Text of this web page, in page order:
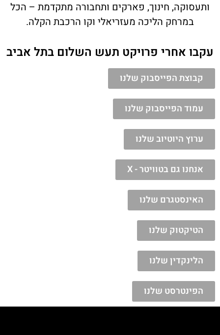
ותעסוקה, חינוך, פארקים ותחבורה מתקדמת – הכל
במרחק הליכה מעזריאלי וקו הרכבת הקלה.
עקבו אחרי פרויקט תעש השלום בתל אביב
קבוצת הפייסבוק שלנו
עמוד הפייסבוק שלנו
ערוץ היוטיוב שלנו
אנחנו גם בטוויטר - X
האינסטגרם שלנו
הטיקטוק שלנו
הלינקדין שלנו
הפינטרסט שלנו